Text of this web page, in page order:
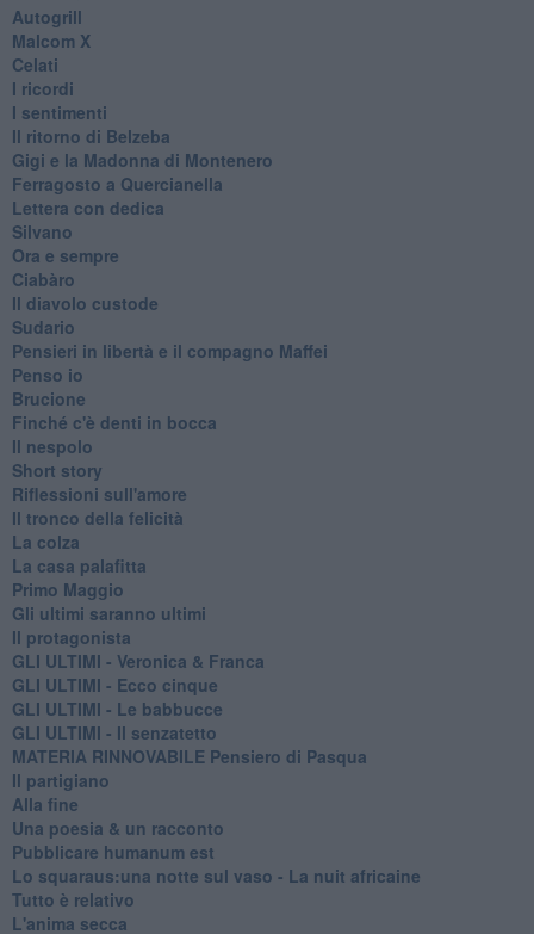
Autogrill
Malcom X
Celati
I ricordi
I sentimenti
Il ritorno di Belzeba
Gigi e la Madonna di Montenero
Ferragosto a Quercianella
Lettera con dedica
Silvano
Ora e sempre
Ciabàro
Il diavolo custode
Sudario
Pensieri in libertà e il compagno Maffei
Penso io
Brucione
Finché c'è denti in bocca
Il nespolo
Short story
Riflessioni sull'amore
Il tronco della felicità
La colza
La casa palafitta
Primo Maggio
Gli ultimi saranno ultimi
Il protagonista
GLI ULTIMI - Veronica & Franca
GLI ULTIMI - Ecco cinque
GLI ULTIMI - Le babbucce
GLI ULTIMI - Il senzatetto
MATERIA RINNOVABILE Pensiero di Pasqua
Il partigiano
Alla fine
Una poesia & un racconto
Pubblicare humanum est
Lo squaraus:una notte sul vaso - La nuit africaine
Tutto è relativo
L'anima secca